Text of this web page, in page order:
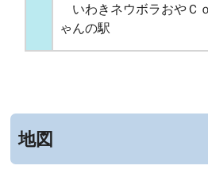
いわきネウボラおやＣ
ゃんの駅
地図